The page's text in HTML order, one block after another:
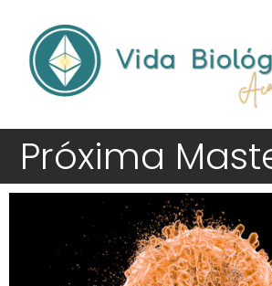
Próxima